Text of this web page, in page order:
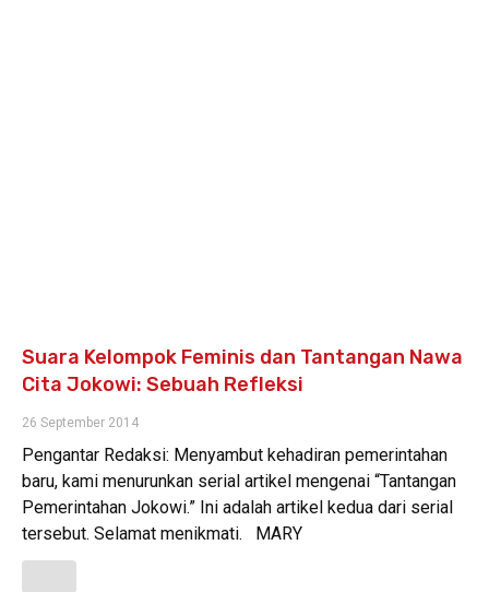
Suara Kelompok Feminis dan Tantangan Nawa
Cita Jokowi: Sebuah Refleksi
26 September 2014
Pengantar Redaksi: Menyambut kehadiran pemerintahan
baru, kami menurunkan serial artikel mengenai “Tantangan
Pemerintahan Jokowi.” Ini adalah artikel kedua dari serial
tersebut. Selamat menikmati. MARY